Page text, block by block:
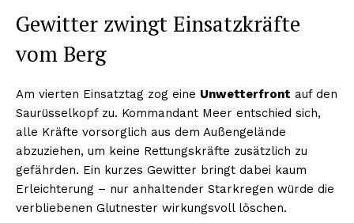
Gewitter zwingt Einsatzkräfte
vom Berg
Am vierten Einsatztag zog eine Unwetterfront auf den
Saurüsselkopf zu. Kommandant Meer entschied sich,
alle Kräfte vorsorglich aus dem Außengelände
abzuziehen, um keine Rettungskräfte zusätzlich zu
gefährden. Ein kurzes Gewitter bringt dabei kaum
Erleichterung – nur anhaltender Starkregen würde die
verbliebenen Glutnester wirkungsvoll löschen.